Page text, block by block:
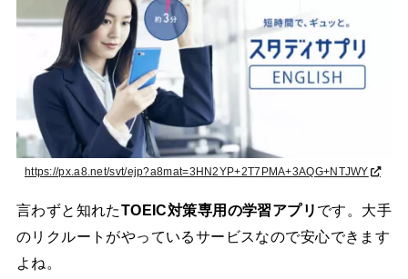
https://px.a8.net/svt/ejp?a8mat=3HN2YP+2T7PMA+3AQG+NTJWY
言わずと知れたTOEIC対策専用の学習アプリ です。大手
のリクルートがやっているサービスなので安心できます
よね。